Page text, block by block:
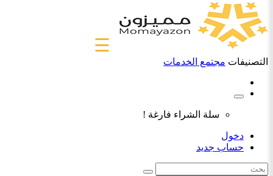
☰
التصنيفات مجتمع الخدمات
سلة الشراء فارغة !
دخول
حساب جديد